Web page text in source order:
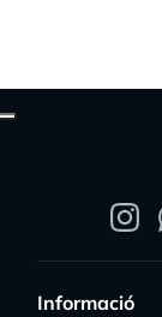
Informació